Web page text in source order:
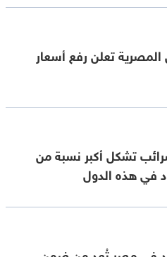
المصرية تعلن رفع أسعار
تشكل أكبر نسبة من
في هذه الدول